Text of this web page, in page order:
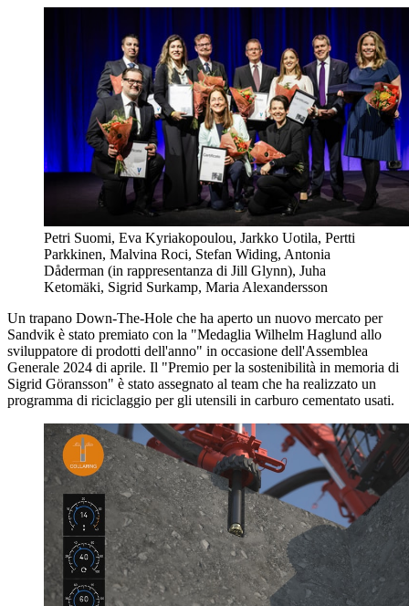
Petri Suomi, Eva Kyriakopoulou, Jarkko Uotila, Pertti
Parkkinen, Malvina Roci, Stefan Widing, Antonia
Dåderman (in rappresentanza di Jill Glynn), Juha
Ketomäki, Sigrid Surkamp, Maria Alexandersson
Un trapano Down-The-Hole che ha aperto un nuovo mercato per
Sandvik è stato premiato con la "Medaglia Wilhelm Haglund allo
sviluppatore di prodotti dell'anno" in occasione dell'Assemblea
Generale 2024 di aprile. Il "Premio per la sostenibilità in memoria di
Sigrid Göransson" è stato assegnato al team che ha realizzato un
programma di riciclaggio per gli utensili in carburo cementato usati.